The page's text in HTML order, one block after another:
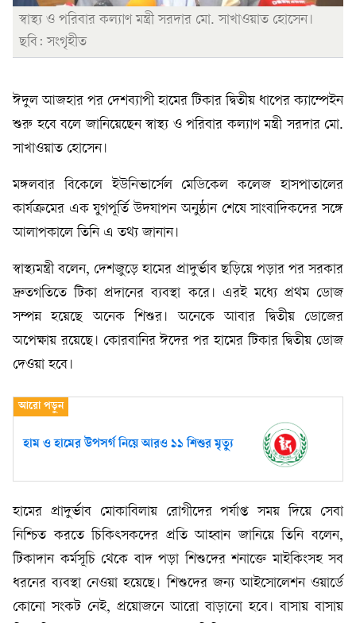
স্বাস্থ্য ও পরিবার কল্যাণ মন্ত্রী সরদার মো. সাখাওয়াত হোসেন।
ছবি: সংগৃহীত
ঈদুল আজহার পর দেশব্যাপী হামের টিকার দ্বিতীয় ধাপের ক্যাম্পেইন
শুরু হবে বলে জানিয়েছেন স্বাস্থ্য ও পরিবার কল্যাণ মন্ত্রী সরদার মো.
সাখাওয়াত হোসেন।
মঙ্গলবার বিকেলে ইউনিভার্সেল মেডিকেল কলেজ হাসপাতালের
কার্যক্রমের এক যুগপূর্তি উদযাপন অনুষ্ঠান শেষে সাংবাদিকদের সঙ্গে
আলাপকালে তিনি এ তথ্য জানান।
স্বাস্থ্যমন্ত্রী বলেন, দেশজুড়ে হামের প্রাদুর্ভাব ছড়িয়ে পড়ার পর সরকার
দ্রুতগতিতে টিকা প্রদানের ব্যবস্থা করে। এরই মধ্যে প্রথম ডোজ
সম্পন্ন হয়েছে অনেক শিশুর। অনেকে আবার দ্বিতীয় ডোজের
অপেক্ষায় রয়েছে। কোরবানির ঈদের পর হামের টিকার দ্বিতীয় ডোজ
দেওয়া হবে।
হাম ও হামের উপসর্গ নিয়ে আরও ১১ শিশুর মৃত্যু
হামের প্রাদুর্ভাব মোকাবিলায় রোগীদের পর্যাপ্ত সময় দিয়ে সেবা
নিশ্চিত করতে চিকিৎসকদের প্রতি আহ্বান জানিয়ে তিনি বলেন,
টিকাদান কর্মসূচি থেকে বাদ পড়া শিশুদের শনাক্তে মাইকিংসহ সব
ধরনের ব্যবস্থা নেওয়া হয়েছে। শিশুদের জন্য আইসোলেশন ওয়ার্ডে
কোনো সংকট নেই, প্রয়োজনে আরো বাড়ানো হবে। বাসায় বাসায়